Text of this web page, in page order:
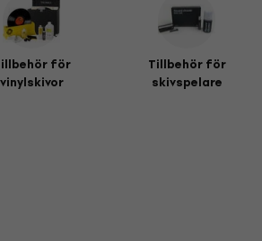
för
vinylskivor
Tillbehör för
skivspelare